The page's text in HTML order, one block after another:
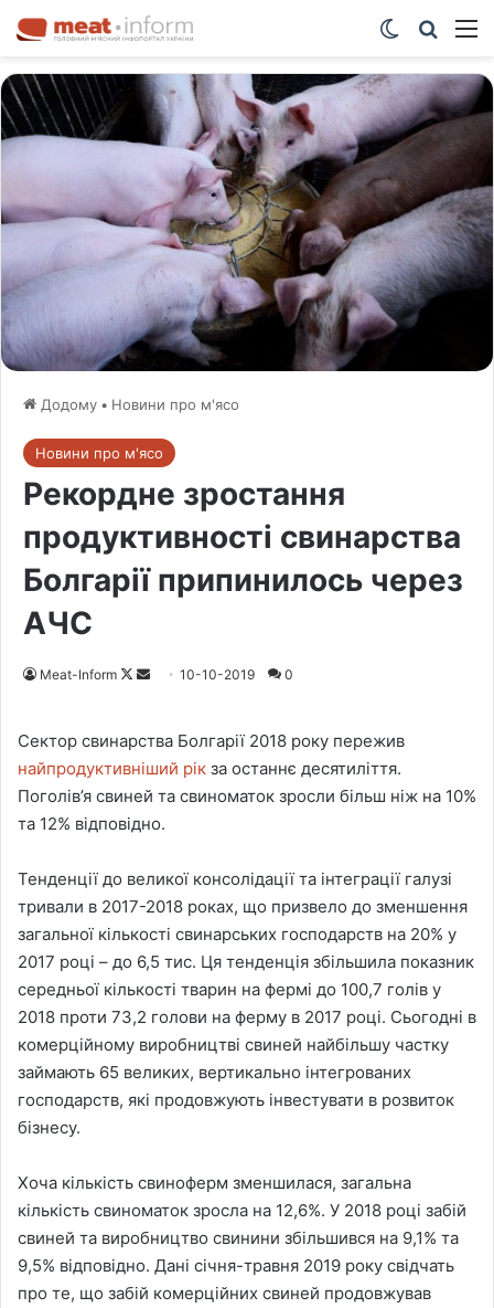
Switch skin
Додому • Новини про м'ясо
Новини про м'ясо
Рекордне зростання
продуктивності свинарства
Болгарії припинилось через
АЧС
Meat-Inform
F
o
w
o
X
a
n
e
a
i
l
10-10-2019 0
Сектор свинарства Болгарії 2018 року пережив
найпродуктивніший рік за останнє десятиліття.
Поголів’я свиней та свиноматок зросли більш ніж на 10%
та 12% відповідно.
Тенденції до великої консолідації та інтеграції галузі
тривали в 2017-2018 роках, що призвело до зменшення
загальної кількості свинарських господарств на 20% у
2017 році – до 6,5 тис. Ця тенденція збільшила показник
середньої кількості тварин на фермі до 100,7 голів у
2018 проти 73,2 голови на ферму в 2017 році. Сьогодні в
комерційному виробництві свиней найбільшу частку
займають 65 великих, вертикально інтегрованих
господарств, які продовжують інвестувати в розвиток
бізнесу.
Хоча кількість свиноферм зменшилася, загальна
кількість свиноматок зросла на 12,6%. У 2018 році забій
свиней та виробництво свинини збільшився на 9,1% та
9,5% відповідно. Дані січня-травня 2019 року свідчать
про те, що забій комерційних свиней продовжував